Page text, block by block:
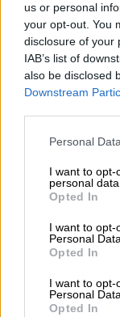
us or personal
your opt-out. You
disclosure of your
IAB’s list of
also be disclosed
Downstream
Please note that
not limited to
grant or deny
use your data for
consent section.
Personal
I want to opt-
personal data.
Opted In
I want to opt-
Personal Data.
Opted In
I want to opt-
Personal
Opted In
Lifestyle|
Ο Diddy
τον
στην
Δεν
Ως ενεργό
Δακρύων και
παραδοσιακά
ηθοποιός
στην
βαφτίστηκε,